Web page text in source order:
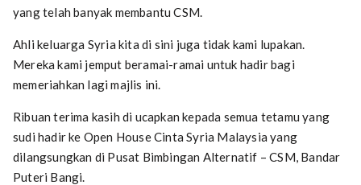
yang telah banyak membantu CSM.
Ahli keluarga Syria kita di sini juga tidak kami lupakan.
Mereka kami jemput beramai-ramai untuk hadir bagi
memeriahkan lagi majlis ini.
Ribuan terima kasih di ucapkan kepada semua tetamu yang
sudi hadir ke Open House Cinta Syria Malaysia yang
dilangsungkan di Pusat Bimbingan Alternatif – CSM, Bandar
Puteri Bangi.